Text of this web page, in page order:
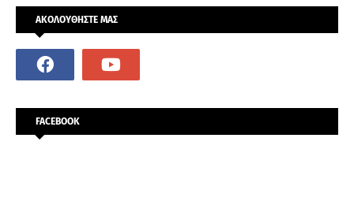
ΑΚΟΛΟΥΘΗΣΤΕ ΜΑΣ
FACEBOOK